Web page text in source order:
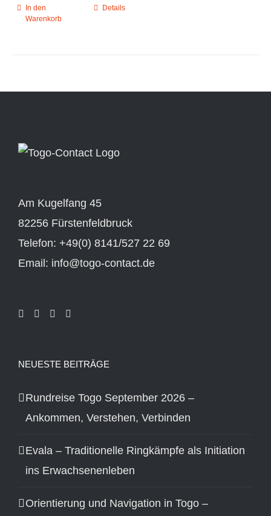
In den
Warenkorb
Details
Am Kugelfang 45
82256 Fürstenfeldbruck
Telefon: +49(0) 8141/527 22 69
Email: info@togo-contact.de
NEUESTE BEITRÄGE
Rundreise Togo September 2026 –
Ankommen, Verstehen, Verbinden
Evala – Traditionelle Ringkämpfe als Initiation
ins Erwachsenenleben
Orientierung und Navigation in Togo –